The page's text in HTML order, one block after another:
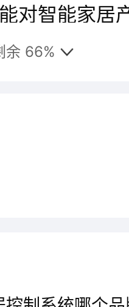
对智能家居
余 66%